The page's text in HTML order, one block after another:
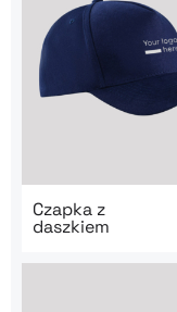
Czapka z
daszkiem